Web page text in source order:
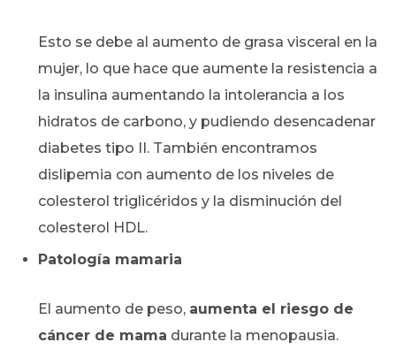
Esto se debe al aumento de grasa visceral en la
mujer, lo que hace que aumente la resistencia a
la insulina aumentando la intolerancia a los
hidratos de carbono, y pudiendo desencadenar
diabetes tipo II. También encontramos
dislipemia con aumento de los niveles de
colesterol triglicéridos y la disminución del
colesterol HDL.
Patología mamaria
El aumento de peso, aumenta el riesgo de
cáncer de mama durante la menopausia.